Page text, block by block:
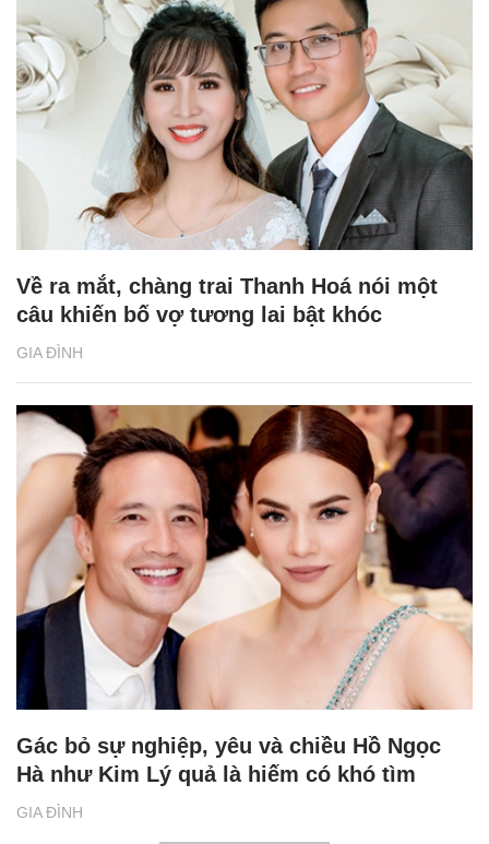
GIA ĐÌNH
Về ra mắt, chàng trai Thanh Hoá nói một
câu khiến bố vợ tương lai bật khóc
GIA ĐÌNH
Gác bỏ sự nghiệp, yêu và chiều Hồ Ngọc
Hà như Kim Lý quả là hiếm có khó tìm